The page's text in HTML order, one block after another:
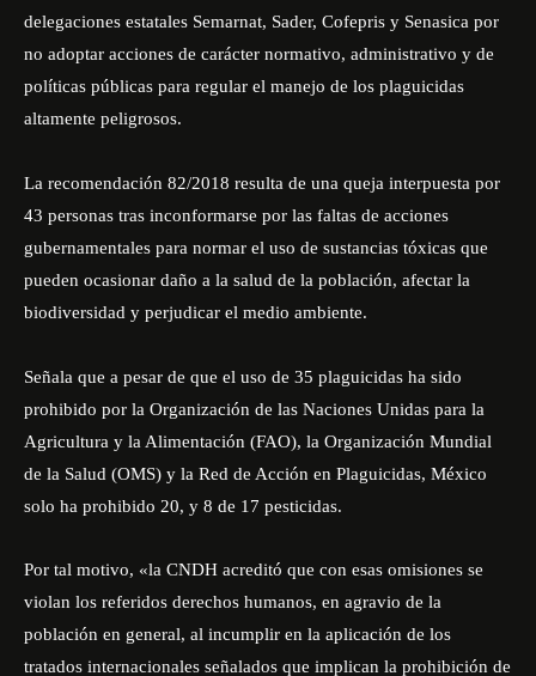
delegaciones estatales Semarnat, Sader, Cofepris y Senasica por
no adoptar acciones de carácter normativo, administrativo y de
políticas públicas para regular el manejo de los plaguicidas
altamente peligrosos.
La recomendación 82/2018 resulta de una queja interpuesta por
43 personas tras inconformarse por las faltas de acciones
gubernamentales para normar el uso de sustancias tóxicas que
pueden ocasionar daño a la salud de la población, afectar la
biodiversidad y perjudicar el medio ambiente.
Señala que a pesar de que el uso de 35 plaguicidas ha sido
prohibido por la Organización de las Naciones Unidas para la
Agricultura y la Alimentación (FAO), la Organización Mundial
de la Salud (OMS) y la Red de Acción en Plaguicidas, México
solo ha prohibido 20, y 8 de 17 pesticidas.
Por tal motivo, «la CNDH acreditó que con esas omisiones se
violan los referidos derechos humanos, en agravio de la
población en general, al incumplir en la aplicación de los
tratados internacionales señalados que implican la prohibición de